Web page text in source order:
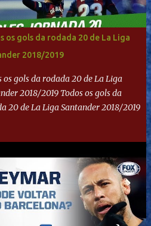
os gols da rodada 20 de La Liga
2018/2019
os gols da rodada 20 de La Liga
2018/2019 Todos os gols da
20 de La Liga Santander 2018/2019